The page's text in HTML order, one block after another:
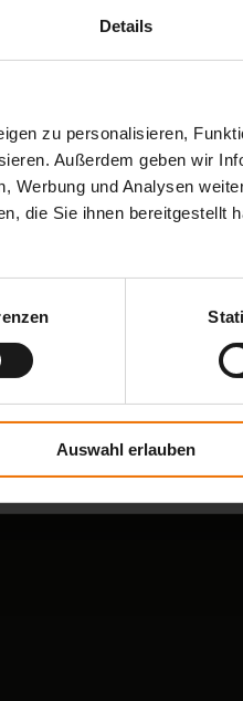
Details
zu personalisieren,
Außerdem geben wir
Werbung und Analysen
die Sie ihnen bereitgestellt
Auswahl erlauben